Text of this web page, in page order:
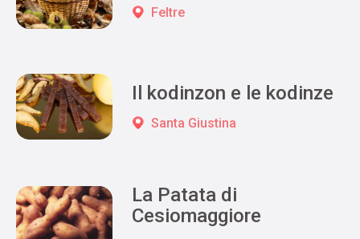
Feltre
Il kodinzon e le kodinze
Santa Giustina
La Patata di
Cesiomaggiore